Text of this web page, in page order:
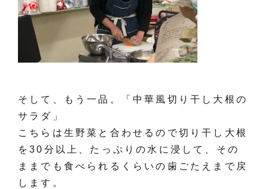
そして、もう一品。「中華風切り干し大根の
サラダ」
こちらは生野菜と合わせるので切り干し大根
を30分以上、たっぷりの水に浸して、その
ままでも食べられるくらいの歯ごたえまで戻
します。